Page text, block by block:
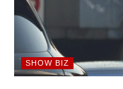
SHOW BIZ